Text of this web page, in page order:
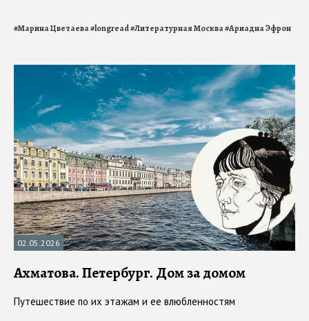
#Марина Цветаева#longread#Литературная Москва#Ариадна Эфрон
02.05.2026
Ахматова. Петербург. Дом за домом
Путешествие по их этажам и ее влюбленностям